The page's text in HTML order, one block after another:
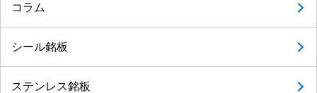
コラム
シール銘板
ステンレス銘板